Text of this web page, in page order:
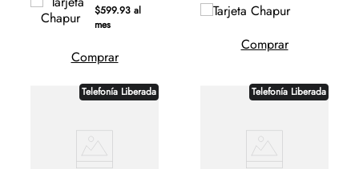
$599.93 al
mes
Comprar
Comprar
Telefonía Liberada Telefonía Liberada